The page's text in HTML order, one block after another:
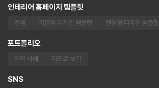
인테리어 홈페이지 템플릿
전체 기본형 디자인 템플릿 랜딩형 디자인 템플릿
포트폴리오
제작 사례 지도로 보기
SNS